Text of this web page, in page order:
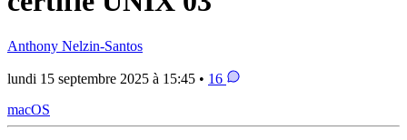
Anthony Nelzin-Santos
lundi 15 septembre 2025 à 15:45 • 16
macOS